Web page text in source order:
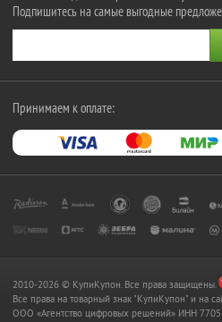
Подпишитесь на самые выгодные
Принимаем к оплате:
2010-2026 © КупиКупон. Все права защищены.
Все права на товарный знак "КупиКупон" и на
OOO «Агентство цифровых решений» ИНН